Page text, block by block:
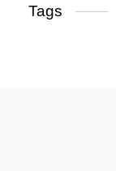
Tags